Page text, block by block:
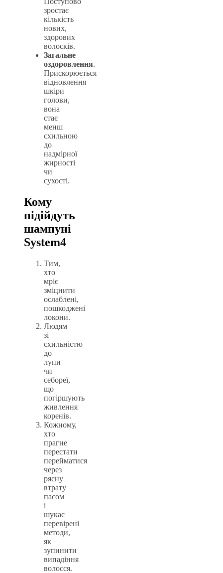
зростає
кількість
нових,
здорових
волосків.
Загальне
оздоровлення.
Прискорюється
відновлення
шкіри
голови,
вона
стає
менш
схильною
до
надмірної
жирності
чи
сухості.
Кому
підійдуть
шампуні
System4
Тим,
хто
мріє
зміцнити
ослаблені,
пошкоджені
локони.
Людям
зі
схильністю
до
лупи
чи
себореї,
що
погіршують
живлення
коренів.
Кожному,
хто
прагне
перестати
перейматися
через
рясну
втрату
пасом
і
шукає
перевірені
методи,
як
зупинити
випадіння
волосся.